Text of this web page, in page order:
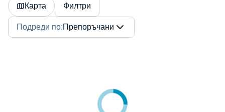
ВИДЕО
РЕСУРСИ
Карта
Филтри
Подреди по:Препоръчани